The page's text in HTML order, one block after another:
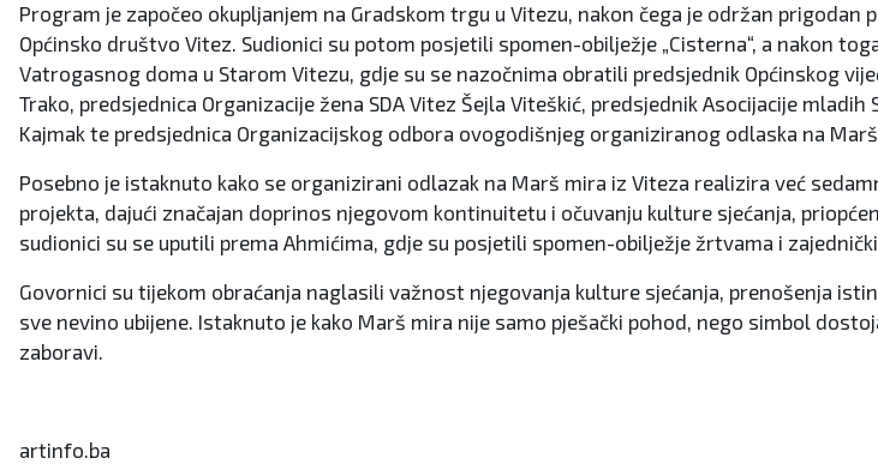
Program je započeo okupljanjem na Gradskom trgu u Vitezu, nakon čega je održan
Općinsko društvo Vitez. Sudionici su potom posjetili spomen-obilježje „Cisterna“, a nakon
Vatrogasnog doma u Starom Vitezu, gdje su se nazočnima obratili predsjednik Općinskog
Trako, predsjednica Organizacije žena SDA Vitez Šejla Viteškić, predsjednik Asocijacije
Kajmak te predsjednica Organizacijskog odbora ovogodišnjeg organiziranog odlaska na
Posebno je istaknuto kako se organizirani odlazak na Marš mira iz Viteza realizira već
projekta, dajući značajan doprinos njegovom kontinuitetu i očuvanju kulture sjećanja,
sudionici su se uputili prema Ahmićima, gdje su posjetili spomen-obilježje žrtvama i
Govornici su tijekom obraćanja naglasili važnost njegovanja kulture sjećanja, prenošenja
sve nevino ubijene. Istaknuto je kako Marš mira nije samo pješački pohod, nego simbol
zaboravi.
artinfo.ba